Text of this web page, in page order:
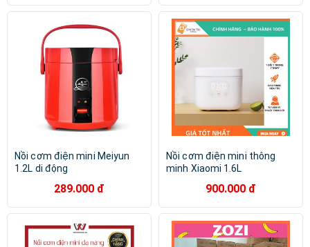
Nồi cơm điện mini Meiyun
1.2L di động
289.000 đ
Nồi cơm điện mini thông
minh Xiaomi 1.6L
900.000 đ